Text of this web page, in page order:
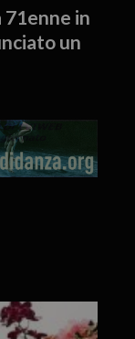
71enne in
un